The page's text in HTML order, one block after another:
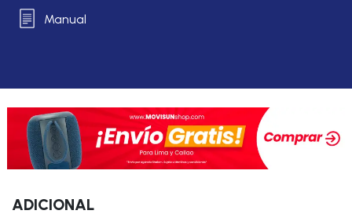
Manual
ADICIONAL